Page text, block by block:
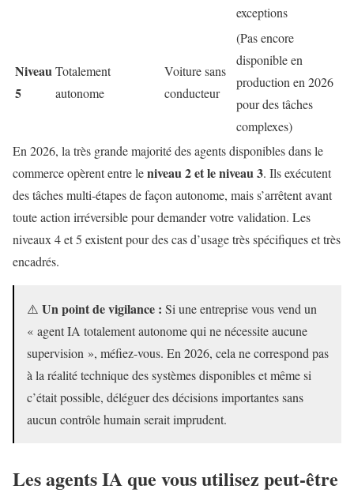
exceptions
Niveau
5
Totalement
autonome
Voiture sans
conducteur
(Pas encore
disponible en
production en 2026
pour des tâches
complexes)
En 2026, la très grande majorité des agents disponibles dans le
commerce opèrent entre leniveau 2 et le niveau 3. Ils exécutent
des tâches multi-étapes de façon autonome, mais s’arrêtent avant
toute action irréversible pour demander votre validation. Les
niveaux 4 et 5 existent pour des cas d’usage très spécifiques et très
encadrés.
⚠️ Un point de vigilance : Si une entreprise vous vend un
« agent IA totalement autonome qui ne nécessite aucune
supervision », méfiez-vous. En 2026, cela ne correspond pas
à la réalité technique des systèmes disponibles et même si
c’était possible, déléguer des décisions importantes sans
aucun contrôle humain serait imprudent.
Les agents IA que vous utilisez peut-être